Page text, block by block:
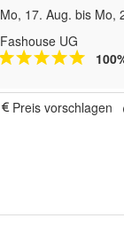
Mo, 17. Aug. bis Mo,
Fashouse UG
Preis vorschlagen